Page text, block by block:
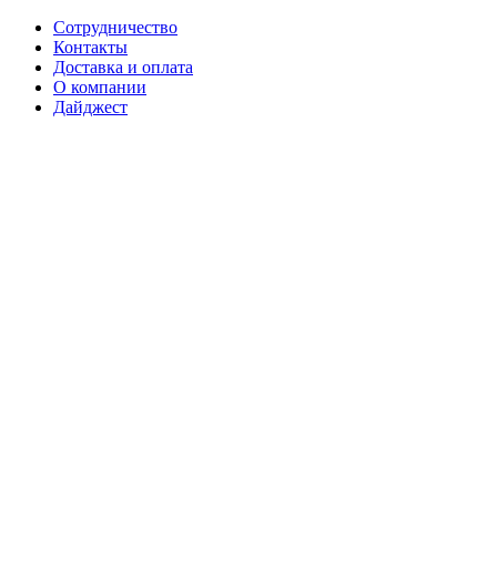
Сотрудничество
Контакты
Доставка и оплата
О компании
Дайджест